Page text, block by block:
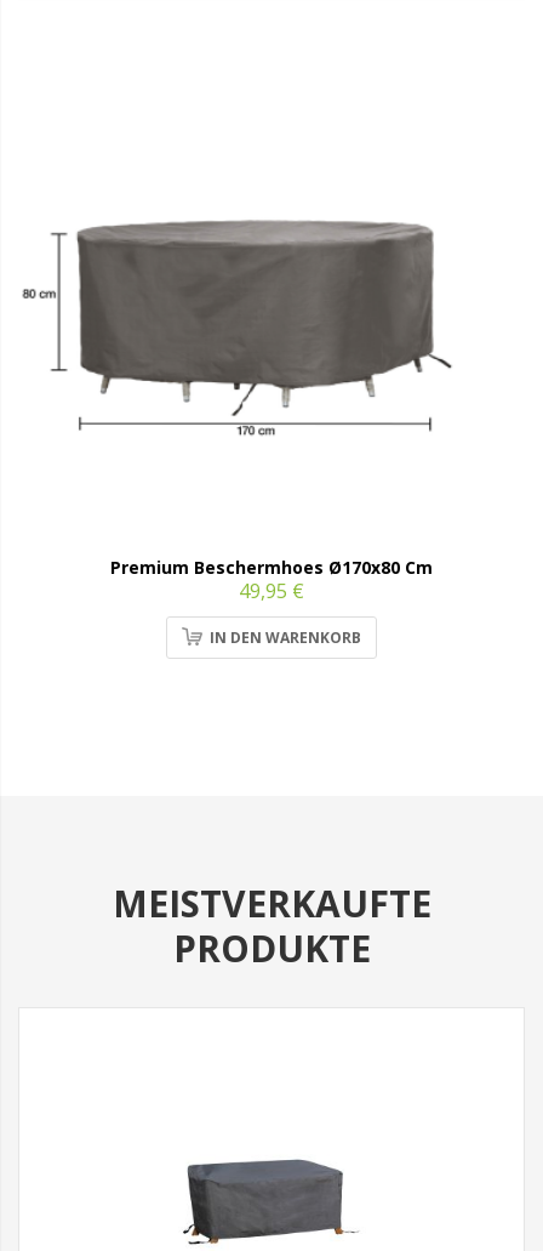
Premium Beschermhoes Ø170x80 Cm
49,95 €
IN DEN WARENKORB
MEISTVERKAUFTE
PRODUKTE